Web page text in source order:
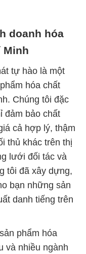
doanh hóa
Minh
tự hào là một
hóa chất
Chúng tôi đặc
đảm bảo chất
cả hợp lý, thậm
thủ khác trên thị
lưới đối tác và
tôi đã xây dựng,
bạn những sản
danh tiếng trên
phẩm hóa
và nhiều ngành